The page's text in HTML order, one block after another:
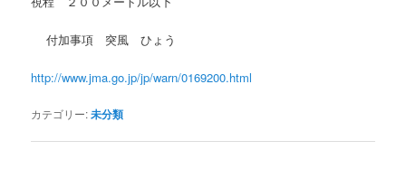
付加事項 突風 ひょう
http://www.jma.go.jp/jp/warn/0169200.html
カテゴリー:未分類